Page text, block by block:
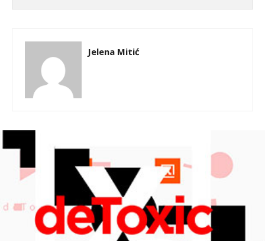
Jelena Mitić